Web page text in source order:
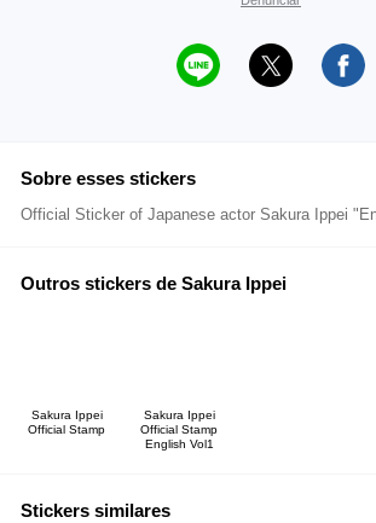
Sobre esses stickers
Official Sticker of Japanese actor Sakura Ippei
Outros stickers de Sakura Ippei
Sakura Ippei
Official Stamp
Sakura Ippei
Official Stamp
English Vol1
Stickers similares